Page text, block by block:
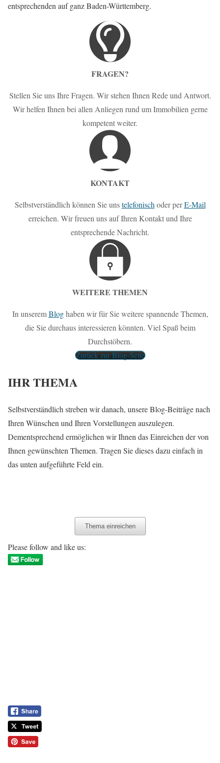
entsprechenden auf ganz Baden-Württemberg.
FRAGEN?
Stellen Sie uns Ihre Fragen. Wir stehen Ihnen Rede und Antwort.
Wir helfen Ihnen bei allen Anliegen rund um Immobilien gerne
kompetent weiter.
KONTAKT
Selbstverständlich können Sie unstelefonischoder perE-Mail
erreichen. Wir freuen uns auf Ihren Kontakt und Ihre
entsprechende Nachricht.
WEITERE THEMEN
In unseremBlog haben wir für Sie weitere spannende Themen,
die Sie durchaus interessieren könnten. Viel Spaß beim
Durchstöbern.
Zurück zur Blog-Seite
IHR THEMA
Selbstverständlich streben wir danach, unsere Blog-Beiträge nach
Ihren Wünschen und Ihren Vorstellungen auszulegen.
Dementsprechend ermöglichen wir Ihnen das Einreichen der von
Ihnen gewünschten Themen. Tragen Sie dieses dazu einfach in
das unten aufgeführte Feld ein.
Thema einreichen
Please follow and like us: